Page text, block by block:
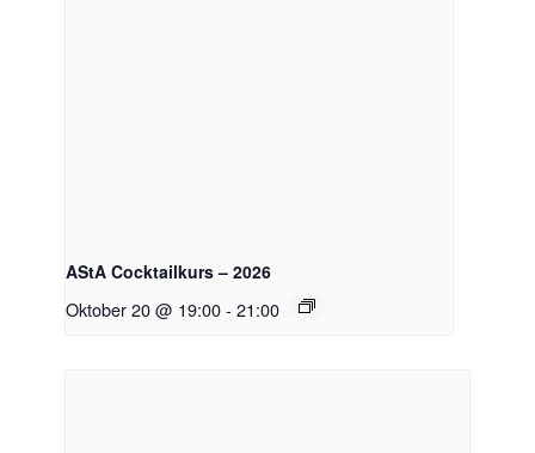
AStA Cocktailkurs – 2026
Oktober 20 @ 19:00- 21:00